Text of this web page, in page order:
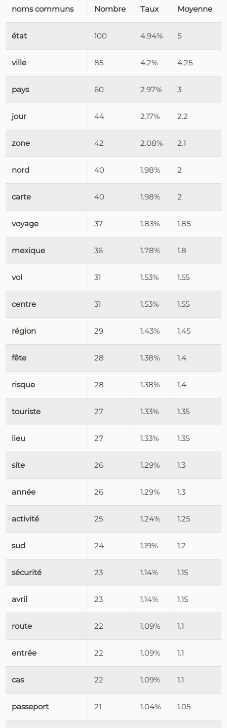
noms communs Nombre Taux Moyenne
état 100 4.94% 5
ville 85 4.2% 4.25
pays 60 2.97% 3
jour 44 2.17% 2.2
zone 42 2.08% 2.1
nord 40 1.98% 2
carte 40 1.98% 2
voyage 37 1.83% 1.85
mexique 36 1.78% 1.8
vol 31 1.53% 1.55
centre 31 1.53% 1.55
région 29 1.43% 1.45
fête 28 1.38% 1.4
risque 28 1.38% 1.4
touriste 27 1.33% 1.35
lieu 27 1.33% 1.35
site 26 1.29% 1.3
année 26 1.29% 1.3
activité 25 1.24% 1.25
sud 24 1.19% 1.2
sécurité 23 1.14% 1.15
avril 23 1.14% 1.15
route 22 1.09% 1.1
entrée 22 1.09% 1.1
cas 22 1.09% 1.1
passeport 21 1.04% 1.05